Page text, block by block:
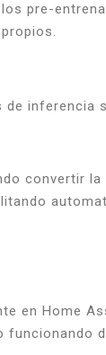
pre-
inferencia
convertir
en Home